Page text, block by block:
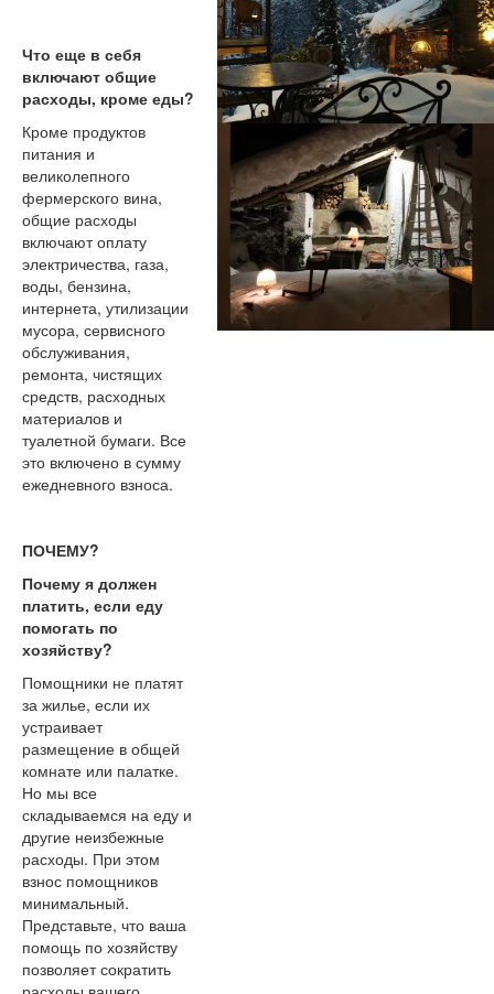
Что еще в себя
включают общие
расходы, кроме еды?
Кроме продуктов
питания и
великолепного
фермерского вина,
общие расходы
включают оплату
электричества, газа,
воды, бензина,
интернета, утилизации
мусора, сервисного
обслуживания,
ремонта, чистящих
средств, расходных
материалов и
туалетной бумаги. Все
это включено в сумму
ежедневного взноса.
ПОЧЕМУ?
Почему я должен
платить, если еду
помогать по
хозяйству?
Помощники не платят
за жилье, если их
устраивает
размещение в общей
комнате или палатке.
Но мы все
складываемся на еду и
другие неизбежные
расходы. При этом
взнос помощников
минимальный.
Представьте, что ваша
помощь по хозяйству
позволяет сократить